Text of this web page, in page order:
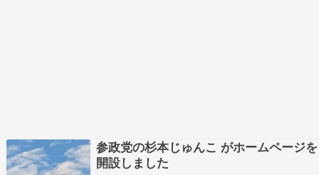
参政党の杉本じゅんこ がホームページを
開設しました